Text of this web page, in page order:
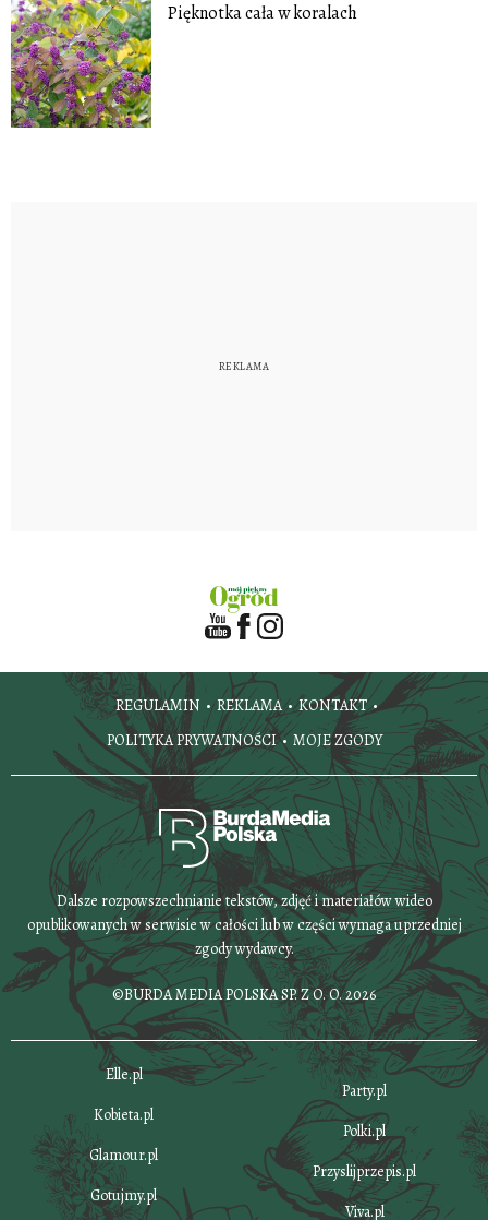
Pięknotka cała w koralach
REGULAMIN REKLAMA
KONTAKT
POLITYKA PRYWATNOŚCI
MOJE ZGODY
Dalsze rozpowszechnianie tekstów, zdjęć i materiałów wideo
opublikowanych w serwisie w całości lub w części wymaga uprzedniej
zgody wydawcy.
©BURDA MEDIA POLSKA SP. Z O. O. 2026
Elle.pl
Kobieta.pl
Glamour.pl
Gotujmy.pl
Party.pl
Polki.pl
Przyslijprzepis.pl
Viva.pl